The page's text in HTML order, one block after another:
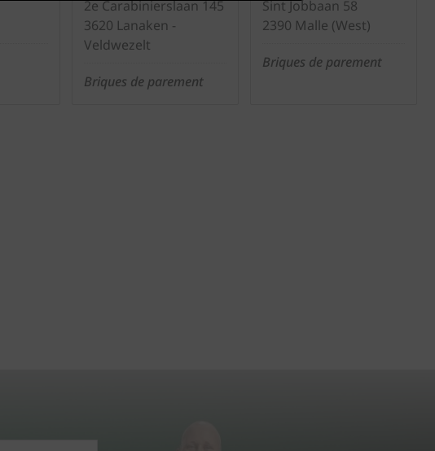
2e Carabinierslaan 145
3620 Lanaken -
Veldwezelt
Briques de parement
Sint Jobbaan 58
2390 Malle (West)
Briques de parement